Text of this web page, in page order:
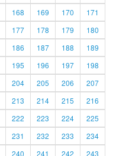
168 169 170
171
177 178 179
180
186 187 188
189
195 196 197
198
204 205 206
207
213 214 215
216
222 223 224
225
231 232 233
234
240 241 242 243